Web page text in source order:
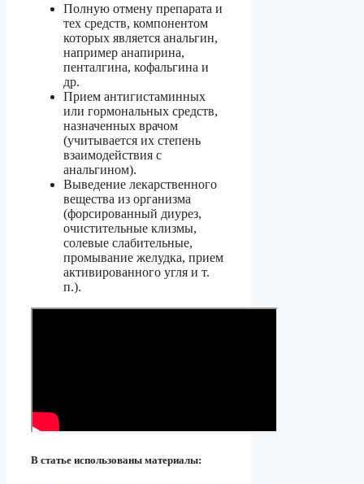
Полную отмену препарата и
тех средств, компонентом
которых является анальгин,
например анапирина,
пенталгина, кофальгина и
др.
Прием антигистаминных
или гормональных средств,
назначенных врачом
(учитывается их степень
взаимодействия с
анальгином).
Выведение лекарственного
вещества из организма
(форсированный диурез,
очистительные клизмы,
солевые слабительные,
промывание желудка, прием
активированного угля и т.
п.).
В статье использованы материалы: